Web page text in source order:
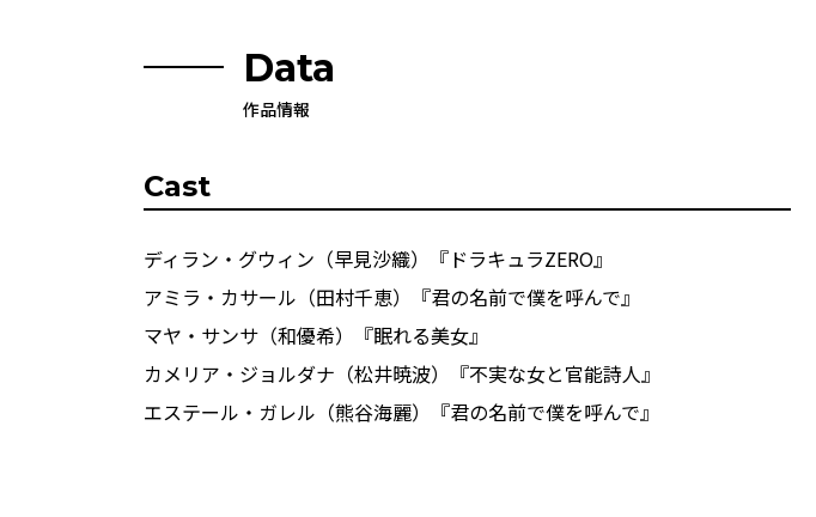
Data
作品情報
Cast
ディラン・グウィン（早見沙織）『ドラキュラZERO』
アミラ・カサール（田村千恵）『君の名前で僕を呼んで』
マヤ・サンサ（和優希）『眠れる美女』
カメリア・ジョルダナ（松井暁波）『不実な女と官能詩人』
エステール・ガレル（熊谷海麗）『君の名前で僕を呼んで』